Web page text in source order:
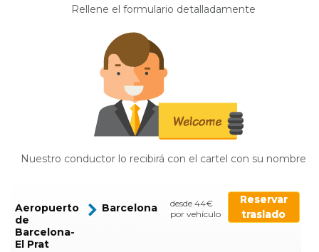
Rellene el formulario detalladamente
Nuestro conductor lo recibirá con el cartel con su nombre
Aeropuerto
de
Barcelona-
El Prat
Barcelona
desde 44€
por vehículo
Reservar
traslado